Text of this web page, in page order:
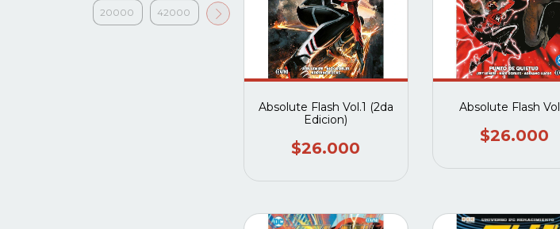
Absolute Flash Vol.1 (2da
Edicion)
$26.000
Absolute Flash
$26.000